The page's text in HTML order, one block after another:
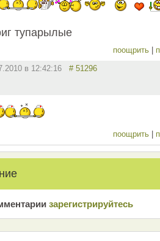
тупарылые
поощрить
в 12:42:16 # 51296
поощрить
зарeгиcтрирyйтeсь